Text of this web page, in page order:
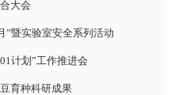
大会
”暨实验室安全系列活动
计划”工作推进会
育种科研成果